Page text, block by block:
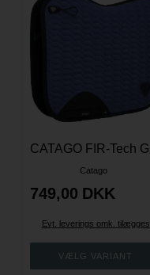
Catago
749,00 DKK
Evt. leverings omk. tilægges